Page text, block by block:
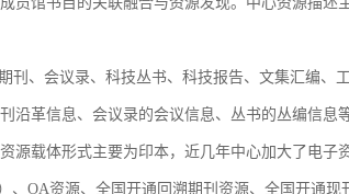
、会议录、科技丛书、科技报告、文集汇编、
沿革信息、会议录的会议信息、丛书的丛编信息等
源载体形式主要为印本，近几年中心加大了电子
OA资源、全国开通回溯期刊资源、全国开通现